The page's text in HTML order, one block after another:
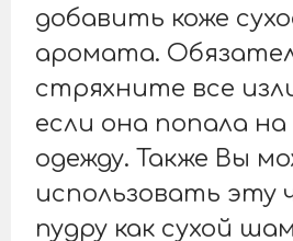
добавить коже
аромата.
стряхните все
если она попала
одежду. Также Вы
использовать эту
пудру как сухой